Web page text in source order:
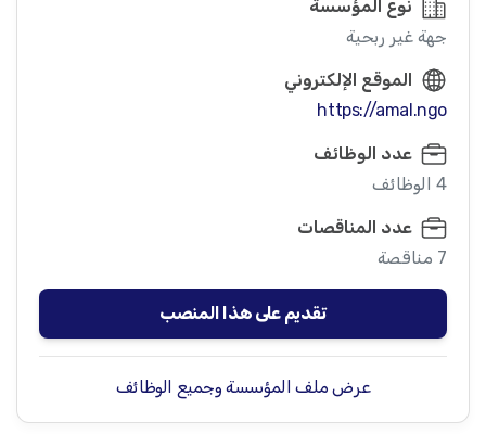
نوع المؤسسة
جهة غير ربحية
الموقع الإلكتروني
https://amal.ngo
عدد الوظائف
4 الوظائف
عدد المناقصات
7 مناقصة
تقديم على هذا المنصب
عرض ملف المؤسسة وجميع الوظائف